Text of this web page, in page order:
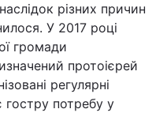
Погода
Регіони
різних причин
У 2017 році
громади
протоієрей
регулярні
гостру потребу у